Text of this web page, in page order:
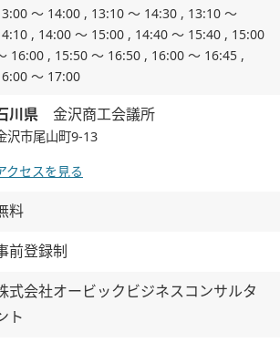
～ 14:00 , 13:10 ～ 14:30 , 13:10 ～
, 14:00 ～ 15:00 , 14:40 ～ 15:40 , 15:00
16:00 , 15:50 ～ 16:50 , 16:00 ～ 16:45 ,
～ 17:00
川県 金沢商工会議所
沢市尾山町9-13
クセスを見る
料
前登録制
式会社オービックビジネスコンサルタ
ト